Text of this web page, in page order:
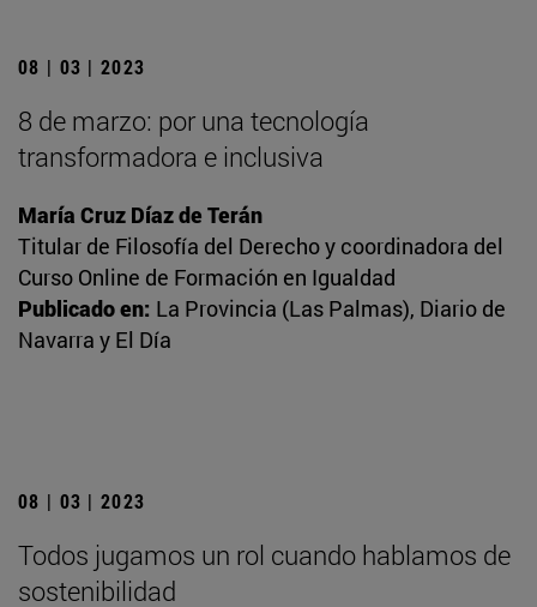
08 | 03 | 2023
8 de marzo: por una tecnología
transformadora e inclusiva
María Cruz Díaz de Terán
Titular de Filosofía del Derecho y coordinadora del
Curso Online de Formación en Igualdad
Publicado en: La Provincia (Las Palmas), Diario de
Navarra y El Día
08 | 03 | 2023
Todos jugamos un rol cuando hablamos de
sostenibilidad